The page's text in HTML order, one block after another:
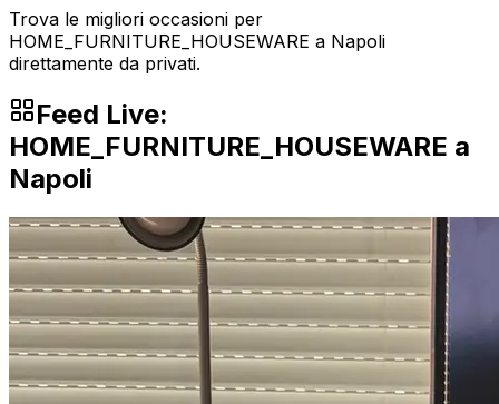
Trova le migliori occasioni per
HOME_FURNITURE_HOUSEWARE a Napoli
direttamente da privati.
Feed Live:
HOME_FURNITURE_HOUSEWARE a
Napoli